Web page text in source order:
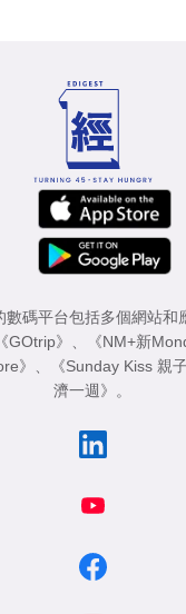
數碼平台包括多個網站和
《GOtrip》 《NM+新
》 《Sunday Kiss 親
濟一週》
。